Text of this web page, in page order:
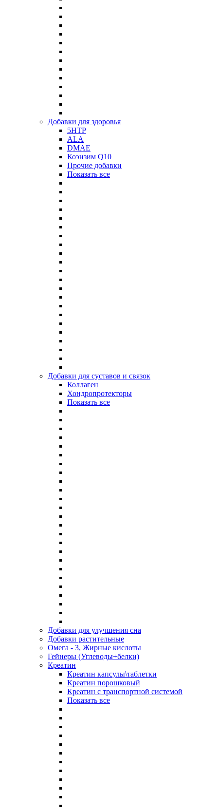
Добавки для здоровья
5HTP
ALA
DMAE
Коэнзим Q10
Прочие добавки
Показать все
Добавки для суставов и связок
Коллаген
Хондропротекторы
Показать все
Добавки для улучшения сна
Добавки растительные
Омега - 3, Жирные кислоты
Гейнеры (Углеводы+белки)
Креатин
Креатин капсулы\таблетки
Креатин порошковый
Креатин с транспортной системой
Показать все